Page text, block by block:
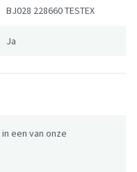
BJ028 228660 TESTEX
Ja
een van onze